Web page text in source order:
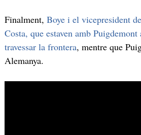
Finalment, Boye i el vicepresident
Costa, que estaven amb
travessar la frontera, mentre que
Alemanya.